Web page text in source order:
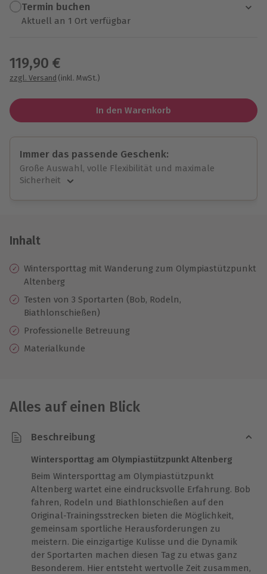
Termin buchen
Aktuell an 1 Ort verfügbar
119,90 €
zzgl. Versand (inkl. MwSt.)
In den Warenkorb
Immer das passende Geschenk:
Große Auswahl, volle Flexibilität und maximale
Sicherheit
Jeder Gutschein für alle Erlebnisse einlösbar.
10 Jahre gültig & verlängerbar.
Inhalt
Wintersporttag mit Wanderung zum Olympiastützpunkt
Altenberg
Testen von 3 Sportarten (Bob, Rodeln,
Biathlonschießen)
Professionelle Betreuung
Materialkunde
Alles auf einen Blick
Beschreibung
Wintersporttag am Olympiastützpunkt Altenberg
Beim Wintersporttag am Olympiastützpunkt
Altenberg wartet eine eindrucksvolle Erfahrung. Bob
fahren, Rodeln und Biathlonschießen auf den
Original-Trainingsstrecken bieten die Möglichkeit,
gemeinsam sportliche Herausforderungen zu
meistern. Die einzigartige Kulisse und die Dynamik
der Sportarten machen diesen Tag zu etwas ganz
Besonderem. Hier entsteht wertvolle Zeit zusammen,